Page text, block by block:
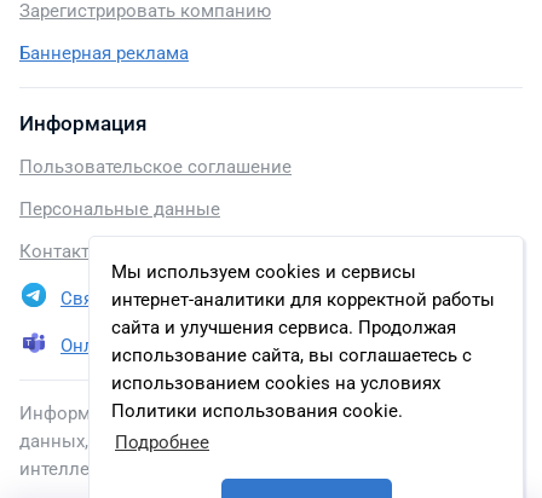
Мы используем cookies и сервисы
интернет-аналитики для корректной работы
сайта и улучшения сервиса. Продолжая
использование сайта, вы соглашаетесь с
использованием cookies на условиях
Политики использования cookie.
Подробнее
Зарегистрировать компанию
Баннерная реклама
Информация
Пользовательское соглашение
Персональные данные
Контакты
Связаться в Telegram
Онлайн презентация
Информация, размещенная на сайте, включена в базу
данных, зарегистрированную в Федеральной службе по
интеллектуальной собственности.